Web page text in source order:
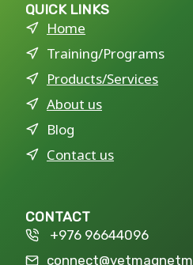
QUICK LINKS
Home
Training/Programs
Products/Services
About us
Blog
Contact us
CONTACT
+976 96644096